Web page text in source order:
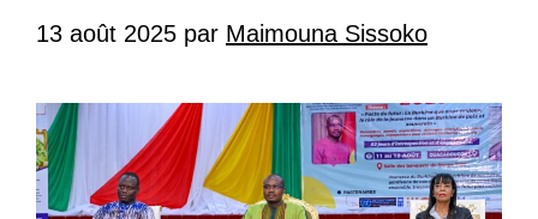
13 août 2025 par Maimouna Sissoko